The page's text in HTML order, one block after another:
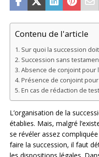
Contenu de l'article
Sur quoi la succession
Succession sans
Absence de conjoint pour
Présence de conjoint
En cas de rédaction de
L’organisation de la
établies. Mais, malgré
se révéler assez
faire la succession, il faut
les dispositions légales.